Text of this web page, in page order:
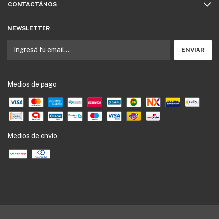
CONTACTÁNOS
NEWSLETTER
Medios de pago
Medios de envío